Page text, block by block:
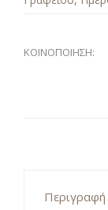
ΚΟΙΝΟΠΟΊΗΣΗ:
Περιγραφή